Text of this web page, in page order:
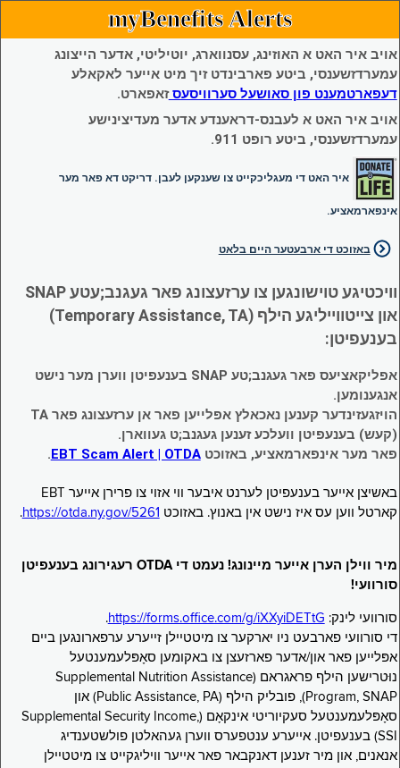
myBenefits Alerts
אויב איר האט א האוזינג, עסנווארג, יוטיליטי, אדער הייצונג
עמערדזשענסי, ביטע פארבינדט זיך מיט אייער לאקאלע
דעפארטמענט פון סאושעל סערוויסעסזאפארט.
אויב איר האט א לעבנס-דראענדע אדער מעדיצינישע
עמערדזשענסי, ביטע רופט 911.
איר האט די מעגליכקייט צו שענקען לעבן. דריקט דא פאר מער
אינפארמאציע.
באזוכט די ארבעטער היים בלאט
וויכטיגע טוישונגען צו ערזעצונג פאר געגנב;עטע SNAP
און צייטווייליגע הילף (Temporary Assistance, TA)
בענעפיטן:
אפליקאציעס פאר געגנב;טע SNAP בענעפיטן ווערן מער נישט
אנגענומען.
הויזגעזינדער קענען נאכאלץ אפּלייען פאר אן ערזעצונג פאר TA
(קעש) בענעפיטן וועלכע זענען געגנב;ט געווארן.
פאר מער אינפארמאציע, באזוכטEBT Scam Alert | OTDA
.
באשיצן אייער בענעפיטן לערנט איבער ווי אזוי צו פרירן אייער EBT
קארטל ווען עס איז נישט אין באנוץ. באזוכט https://otda.ny.gov/5261
.
מיר ווילן הערן אייער מיינונג! נעמט די OTDA רעגירונג בענעפיטן
סורוועי!
סורוועי לינק: https://forms.office.com/g/iXXyiDETtG
.
די סורוועי פארבעט ניו יארקער צו מיטטיילן זייערע ערפארונגען ביים
אפּלייען פאר און/אדער פארזעצן צו באקומען סאָפּלעמענטעל
נוּטרישען הילף פראגראם (Supplemental Nutrition Assistance
Program, SNAP), פובליק הילף (Public Assistance, PA) און
סאָפּלעמענטעל סעקיוריטי אינקאָם (Supplemental Security Income,
SSI) בענעפיטן. אייערע ענטפערס ווערן געהאלטן פולשטענדיג
אנאנים, און מיר זענען דאנקבאר פאר אייער וויליגקייט צו מיטטיילן